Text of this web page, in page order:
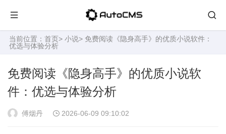
当前位置： 首页> 小说> 免费阅读《隐身高手》的优质小说软件：
优选与体验分析
免费阅读《隐身高手》的优质小说软
件：优选与体验分析
傅烟丹 2026-06-09 09:10:02